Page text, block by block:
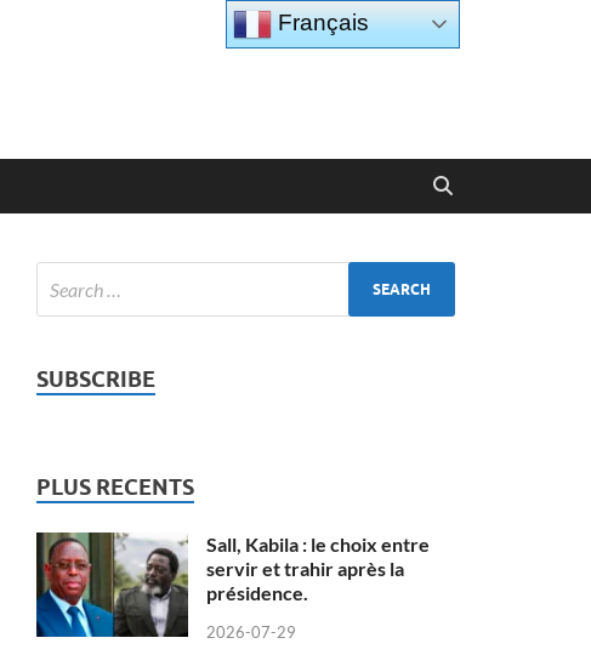
SUBSCRIBE
PLUS RECENTS
Sall, Kabila : le choix entre
servir et trahir après la
présidence.
2026-07-29
Français